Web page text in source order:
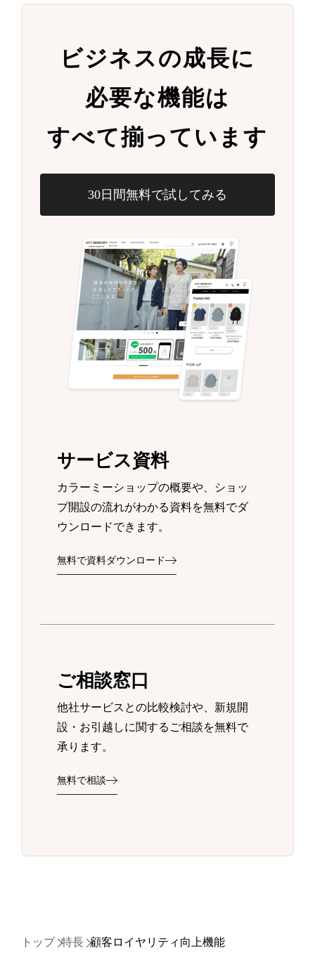
ビジネスの成長に
必要な機能は
すべて揃っています
30日間無料で試してみる
サービス資料
カラーミーショップの概要や、ショッ
プ開設の流れがわかる資料を無料でダ
ウンロードできます。
無料で資料ダウンロード
ご相談窓口
他社サービスとの比較検討や、新規開
設・お引越しに関するご相談を無料で
承ります。
無料で相談
トップ 特長 顧客ロイヤリティ向上機能